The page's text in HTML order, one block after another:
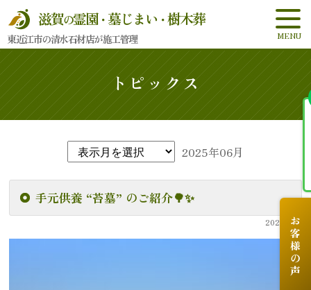
東近江市の清水石材店が施工管理
滋賀の霊園・ 墓じまい ・樹木葬
お客様の声
トピックス
2025年06月
手元供養 “苔墓” のご紹介🌳✨
2025.6.30